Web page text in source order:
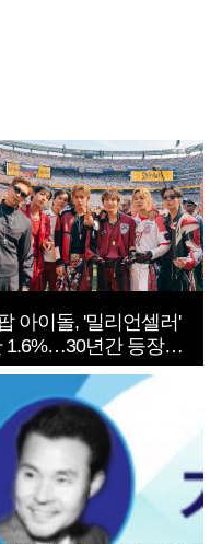
아이돌, '밀리언셀러'
1.6%…30년간 등장
개팀 전수조사